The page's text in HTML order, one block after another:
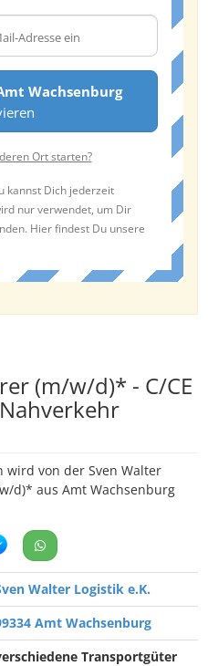
Wachsenburg
Ort starten?
kannst Dich jederzeit
nur verwendet, um Dir
Hier findest Du unsere
(m/w/d)* - C/CE
von der Sven Walter
d)* aus Amt Wachsenburg
Walter Logistik e.K.
Amt Wachsenburg
Transportgüter